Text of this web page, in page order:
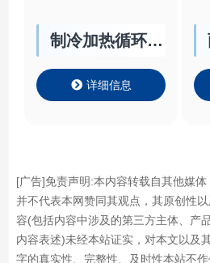
制冷加热循环器
详细信息
[广告]免责声明:本内容转载自其他媒体
并不代表本网赞同其观点，其原创性
容(包括内容中涉及的第三方主体、产
内容表述)未经本站证实，对本文以及
字的真实性、完整性、及时性本站不